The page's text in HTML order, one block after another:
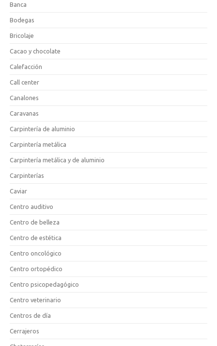
Banca
Bodegas
Bricolaje
Cacao y chocolate
Calefacción
Call center
Canalones
Caravanas
Carpintería de aluminio
Carpintería metálica
Carpintería metálica y de aluminio
Carpinterías
Caviar
Centro auditivo
Centro de belleza
Centro de estética
Centro oncológico
Centro ortopédico
Centro psicopedagógico
Centro veterinario
Centros de día
Cerrajeros